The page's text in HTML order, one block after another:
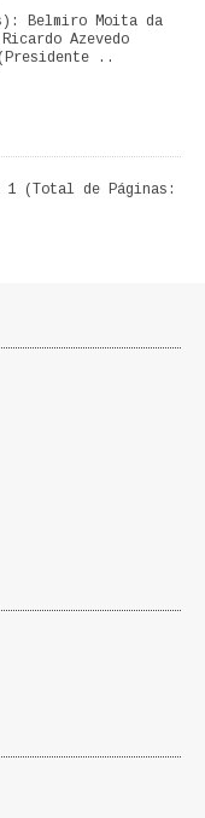
Belmiro Moita da
Azevedo
..
(Total de Páginas: